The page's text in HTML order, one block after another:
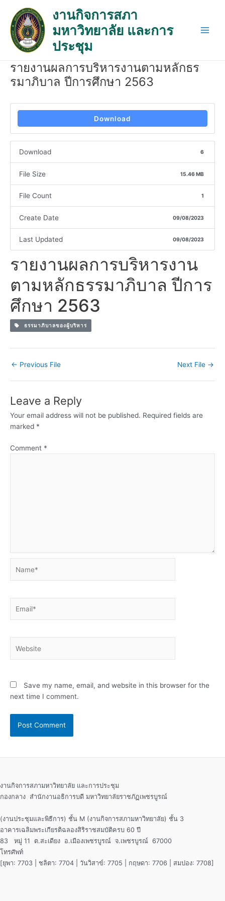
content
งานกิจการสภา
มหาวิทยาลัย และการ
ประชุม
รายงานผลการบริหารงานตามหลักธร
รมาภิบาล ปีการศึกษา 2563
Download
Download 6
File Size 15.46 MB
File Count 1
Create Date 09/08/2023
Last Updated 09/08/2023
รายงานผลการบริหารงาน
ตามหลักธรรมาภิบาล ปีการ
ศึกษา 2563
ธรรมาภิบาลของผู้บริหาร
navigation
← Previous File Next File →
Leave a Reply
Your email address will not be published. Required fields are
marked *
Comment *
Save my name, email, and website in this browser for the
next time I comment.
งานกิจการสภามหาวิทยาลัย และการประชุม
กองกลาง สำนักงานอธิการบดี มหาวิทยาลัยราชภัฏเพชรบูรณ์
(งานประชุมและพิธีการ) ชั้น M (งานกิจการสภามหาวิทยาลัย) ชั้น 3
อาคารเฉลิมพระเกียรติฉลองสิริราชสมบัติครบ 60 ปี
83 หมู่ 11 ต.สะเดียง อ.เมืองเพชรบูรณ์ จ.เพชรบูรณ์ 67000
โทรศัพท์
[ยุพา: 7703 | ชลิตา: 7704 | วันวิสาข์: 7705 | กฤษดา: 7706 | สมปอง: 7708]